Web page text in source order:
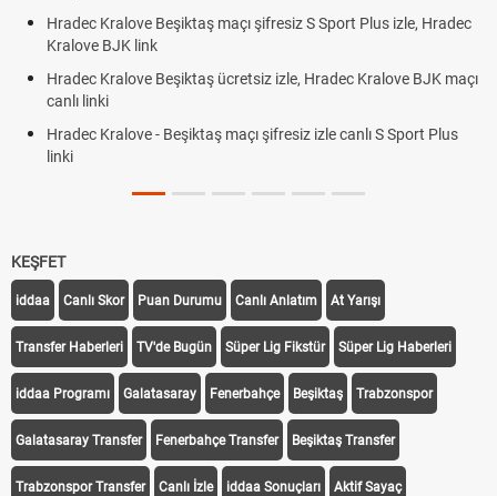
Hradec Kralove Beşiktaş maçı şifresiz S Sport Plus izle, Hradec
Kralove BJK link
Hradec Kralove Beşiktaş ücretsiz izle, Hradec Kralove BJK maçı
canlı linki
Hradec Kralove - Beşiktaş maçı şifresiz izle canlı S Sport Plus
linki
KEŞFET
iddaa Canlı Skor Puan Durumu Canlı Anlatım At Yarışı
Transfer Haberleri TV'de Bugün Süper Lig Fikstür Süper Lig Haberleri
iddaa Programı Galatasaray Fenerbahçe Beşiktaş Trabzonspor
Galatasaray Transfer Fenerbahçe Transfer Beşiktaş Transfer
Trabzonspor Transfer Canlı İzle iddaa Sonuçları Aktif Sayaç